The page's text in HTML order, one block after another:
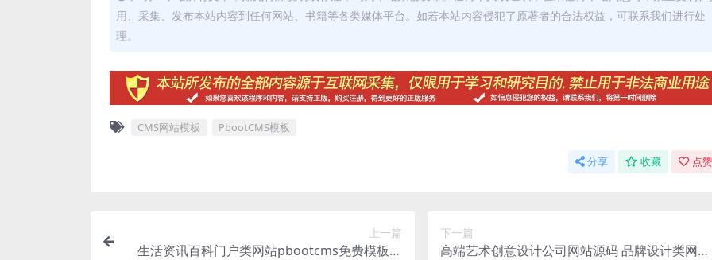
用、采集、发布本站内容到任何网站、书籍等各类媒体平台。如若本站内容侵犯了原著者的合法权益，可联系我们进行处
理。
CMS网站模板 PbootCMS模板
分享 收藏 点
上一篇
生活资讯百科门户类网站pbootcms免费模板源
下一篇
高端艺术创意设计公司网站源码 品牌设计类网站